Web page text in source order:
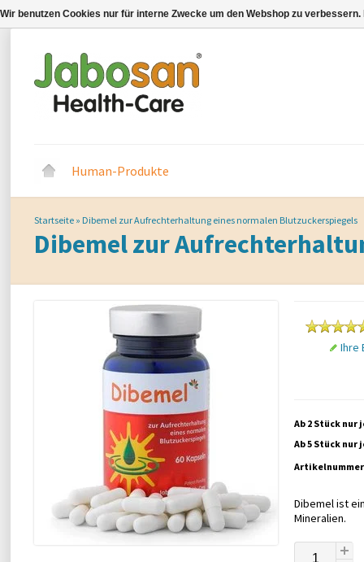
Human-Produkte
Startseite » Dibemel zur Aufrechterhaltung eines normalen Blutzuckerspiegels
Dibemel zur
Ihre
Ab 2 Stück nur
Ab 5 Stück nur
Dibemel ist
Mineralien.
Wir benutzen Cookies nur für interne Zwecke um den Webshop zu